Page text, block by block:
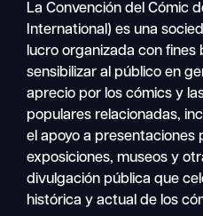
La Convención del Cómic
International) es una
lucro organizada con
sensibilizar al público en
aprecio por los cómics y
populares relacionadas,
el apoyo a presentaciones
exposiciones, museos y
divulgación pública que
histórica y actual de los